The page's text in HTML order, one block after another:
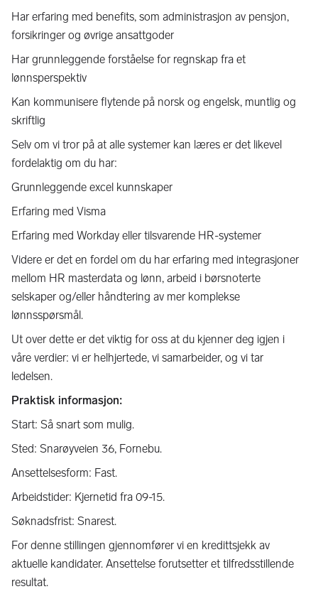
Har erfaring med benefits, som administrasjon av pensjon,
forsikringer og øvrige ansattgoder
Har grunnleggende forståelse for regnskap fra et
lønnsperspektiv
Kan kommunisere flytende på norsk og engelsk, muntlig og
skriftlig
Selv om vi tror på at alle systemer kan læres er det likevel
fordelaktig om du har:
Grunnleggende excel kunnskaper
Erfaring med Visma
Erfaring med Workday eller tilsvarende HR-systemer
Videre er det en fordel om du har erfaring med integrasjoner
mellom HR masterdata og lønn, arbeid i børsnoterte
selskaper og/eller håndtering av mer komplekse
lønnsspørsmål.
Ut over dette er det viktig for oss at du kjenner deg igjen i
våre verdier: vi er helhjertede, vi samarbeider, og vi tar
ledelsen.
Praktisk informasjon:
Start: Så snart som mulig.
Sted: Snarøyveien 36, Fornebu.
Ansettelsesform: Fast.
Arbeidstider: Kjernetid fra 09-15.
Søknadsfrist: Snarest.
For denne stillingen gjennomfører vi en kredittsjekk av
aktuelle kandidater. Ansettelse forutsetter et tilfredsstillende
resultat.